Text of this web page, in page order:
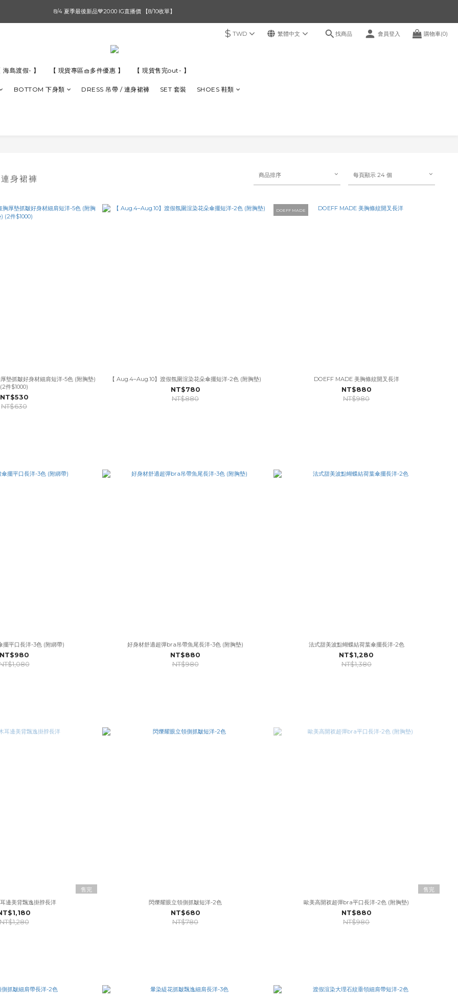
單筆滿$1000【先付款】 / 滿$2000【超取付款】 🚚免運費
8/4 夏季最後新品💙20:00 IG直播價 【8/10收單】
$ TWD 繁體中文 找商品 會員登入 購物車(0)
海島渡假- 】 【 現貨專區🧺多件優惠 】 【 現貨售完out- 】
BOTTOM 下身類 DRESS 吊帶 / 連身裙褲 SET 套裝 SHOES 鞋類
身裙褲 商品排序 每頁顯示 24 個
墊抓皺好身材細肩短洋-5色 (附胸墊)
(2件$1000)
NT$530
NT$630
【 Aug.4–Aug.10】渡假氛圍渲染花朵傘擺短洋-2色 (附胸墊)
NT$780
NT$880
DOEFF MADE
DOEFF MADE 美胸條紋開叉長洋
NT$880
NT$980
擺平口長洋-3色 (附綁帶) 好身材舒適超彈bra吊帶魚尾長洋-3色 (附胸墊)
NT$880
NT$980
法式甜美波點蝴蝶結荷葉傘擺長洋-2色
NT$1,280
NT$1,380
售完
邊美背飄逸掛脖長洋
閃爍耀眼立領側抓皺短洋-2色
NT$680
NT$780
售完
歐美高開衩超彈bra平口長洋-2色 (附胸墊)
NT$880
NT$980